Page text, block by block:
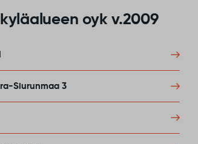
oyk v.2009
Siurunmaa 3